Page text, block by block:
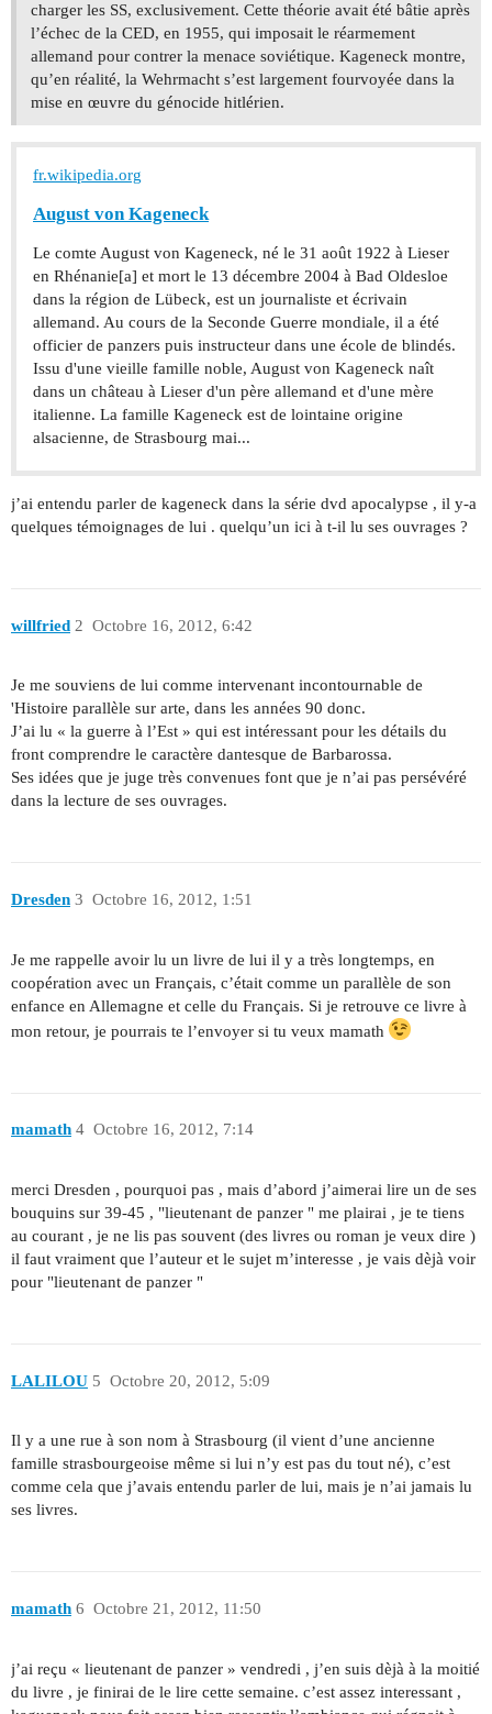
charger les SS, exclusivement. Cette théorie avait été bâtie après
l’échec de la CED, en 1955, qui imposait le réarmement
allemand pour contrer la menace soviétique. Kageneck montre,
qu’en réalité, la Wehrmacht s’est largement fourvoyée dans la
mise en œuvre du génocide hitlérien.
fr.wikipedia.org
August von Kageneck
Le comte August von Kageneck, né le 31 août 1922 à Lieser
en Rhénanie[a] et mort le 13 décembre 2004 à Bad Oldesloe
dans la région de Lübeck, est un journaliste et écrivain
allemand. Au cours de la Seconde Guerre mondiale, il a été
officier de panzers puis instructeur dans une école de blindés.
Issu d'une vieille famille noble, August von Kageneck naît
dans un château à Lieser d'un père allemand et d'une mère
italienne. La famille Kageneck est de lointaine origine
alsacienne, de Strasbourg mai...
j’ai entendu parler de kageneck dans la série dvd apocalypse , il y-a
quelques témoignages de lui . quelqu’un ici à t-il lu ses ouvrages ?
willfried Octobre 16, 2012, 6:42
2
Je me souviens de lui comme intervenant incontournable de
'Histoire parallèle sur arte, dans les années 90 donc.
J’ai lu « la guerre à l’Est » qui est intéressant pour les détails du
front comprendre le caractère dantesque de Barbarossa.
Ses idées que je juge très convenues font que je n’ai pas persévéré
dans la lecture de ses ouvrages.
Dresden Octobre 16, 2012, 1:51
3
Je me rappelle avoir lu un livre de lui il y a très longtemps, en
coopération avec un Français, c’était comme un parallèle de son
enfance en Allemagne et celle du Français. Si je retrouve ce livre à
mon retour, je pourrais te l’envoyer si tu veux mamath
mamath Octobre 16, 2012, 7:14
4
merci Dresden , pourquoi pas , mais d’abord j’aimerai lire un de ses
bouquins sur 39-45 , "lieutenant de panzer " me plairai , je te tiens
au courant , je ne lis pas souvent (des livres ou roman je veux dire )
il faut vraiment que l’auteur et le sujet m’interesse , je vais dèjà voir
pour "lieutenant de panzer "
LALILOU Octobre 20, 2012, 5:09
5
Il y a une rue à son nom à Strasbourg (il vient d’une ancienne
famille strasbourgeoise même si lui n’y est pas du tout né), c’est
comme cela que j’avais entendu parler de lui, mais je n’ai jamais lu
ses livres.
mamath Octobre 21, 2012, 11:50
6
j’ai reçu « lieutenant de panzer » vendredi , j’en suis dèjà à la moitié
du livre , je finirai de le lire cette semaine. c’est assez interessant ,